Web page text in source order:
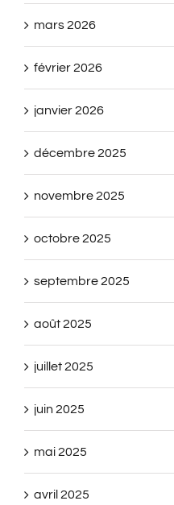
mars 2026
février 2026
janvier 2026
décembre 2025
novembre 2025
octobre 2025
septembre 2025
août 2025
juillet 2025
juin 2025
mai 2025
avril 2025